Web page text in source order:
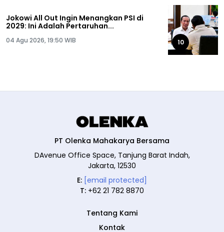
Jokowi All Out Ingin Menangkan PSI di
2029: Ini Adalah Pertaruhan...
04 Agu 2026, 19:50 WIB 10
PT Olenka Mahakarya Bersama
DAvenue Office Space, Tanjung Barat Indah,
Jakarta, 12530
E: [email protected]
T: +62 21 782 8870
Tentang Kami
Kontak